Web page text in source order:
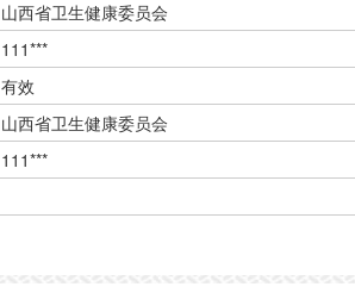
山西省卫生健康委员会
111***
有效
山西省卫生健康委员会
111***